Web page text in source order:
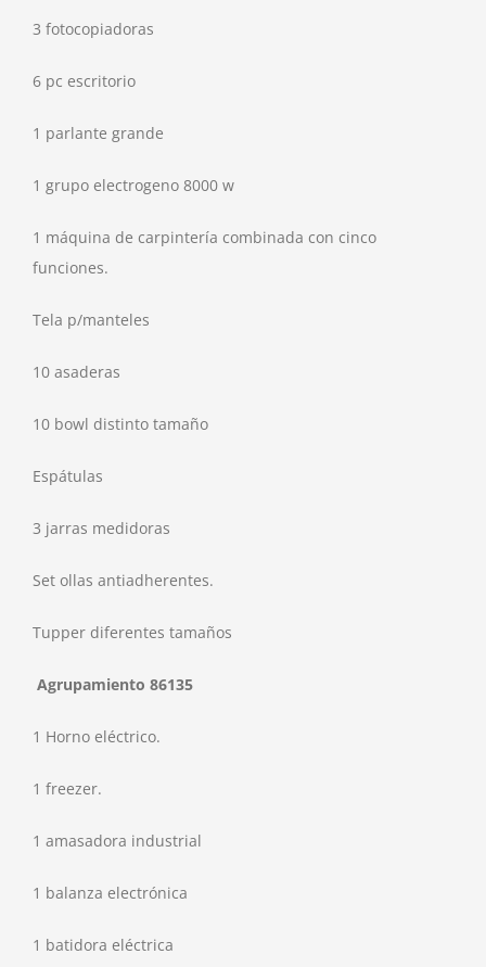
3 fotocopiadoras
6 pc escritorio
1 parlante grande
1 grupo electrogeno 8000 w
1 máquina de carpintería combinada con cinco
funciones.
Tela p/manteles
10 asaderas
10 bowl distinto tamaño
Espátulas
3 jarras medidoras
Set ollas antiadherentes.
Tupper diferentes tamaños
Agrupamiento 86135
1 Horno eléctrico.
1 freezer.
1 amasadora industrial
1 balanza electrónica
1 batidora eléctrica